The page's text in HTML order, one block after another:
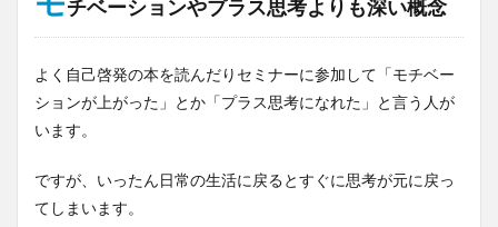
チベーションやプラス思考よりも深い概念
よく自己啓発の本を読んだりセミナーに参加して「モチベー
ションが上がった」とか「プラス思考になれた」と言う人が
います。
ですが、いったん日常の生活に戻るとすぐに思考が元に戻っ
てしまいます。